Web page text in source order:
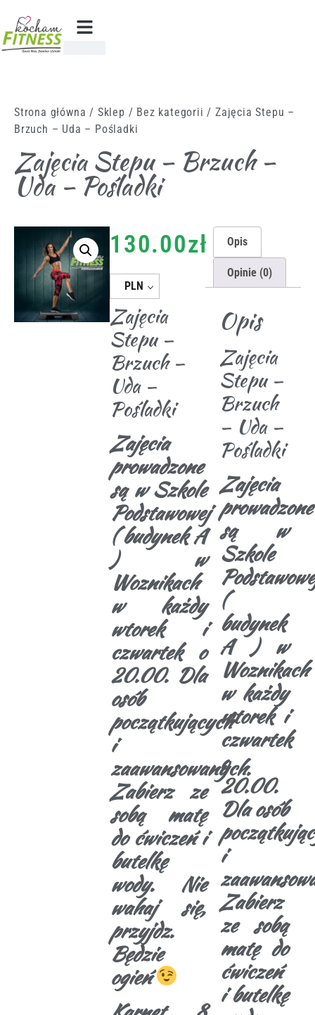
Strona główna / Sklep / Bez kategorii / Zajęcia Stepu –
Brzuch – Uda – Pośladki
Zajęcia Stepu – Brzuch –
Uda – Pośladki
130.00zł
PLN
Zajęcia
Stepu –
Brzuch –
Uda –
Pośladki
Zajęcia
prowadzone
są w Szkole
Podstawowej
( budynek A
) w
Woznikach
w każdy
wtorek i
czwartek o
20.00. Dla
osób
początkujących
i
zaawansowanych.
Zabierz ze
sobą matę
do ćwiczeń i
butelkę
wody. Nie
wahaj się,
przyjdz.
Będzie
ogień
Opis
Opinie (0)
Opis
Zajęcia
Stepu –
Brzuch
– Uda –
Pośladki
Zajęcia
prowadzone
są w
Szkole
(
budynek
A ) w
Woznikach
w każdy
wtorek i
czwartek
o
20.00.
Dla osób
i
Zabierz
ze sobą
matę do
ćwiczeń
i butelkę